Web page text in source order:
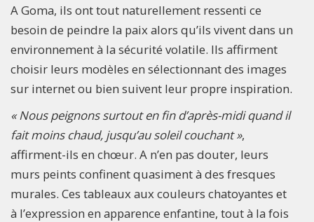
A Goma, ils ont tout naturellement ressenti ce
besoin de peindre la paix alors qu’ils vivent dans un
environnement à la sécurité volatile. Ils affirment
choisir leurs modèles en sélectionnant des images
sur internet ou bien suivent leur propre inspiration.
« Nous peignons surtout en fin d’après-midi quand il
fait moins chaud, jusqu’au soleil couchant »,
affirment-ils en chœur. A n’en pas douter, leurs
murs peints confinent quasiment à des fresques
murales. Ces tableaux aux couleurs chatoyantes et
à l’expression en apparence enfantine, tout à la fois